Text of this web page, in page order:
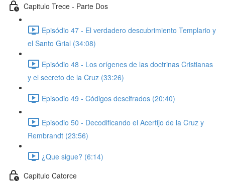
Capitulo Trece - Parte Dos
Episódio 47 - El verdadero descubrimiento Templario y
el Santo Grial (34:08)
Episódio 48 - Los orígenes de las doctrinas Cristianas
y el secreto de la Cruz (33:26)
Episodio 49 - Códigos descifrados (20:40)
Episodio 50 - Decodificando el Acertijo de la Cruz y
Rembrandt (23:56)
¿Que sigue? (6:14)
Capitulo Catorce